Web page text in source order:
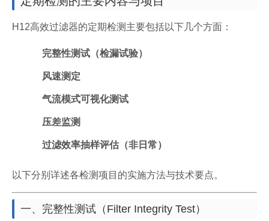
H12高效过滤器的定期检测主要包括以下几个方面：
完整性测试（检漏试验）
风速测定
气流模式可视化测试
压差监测
过滤效率抽样评估（非日常）
以下分别详述各检测项目的实施方法与技术要点。
一、完整性测试（Filter Integrity Test）